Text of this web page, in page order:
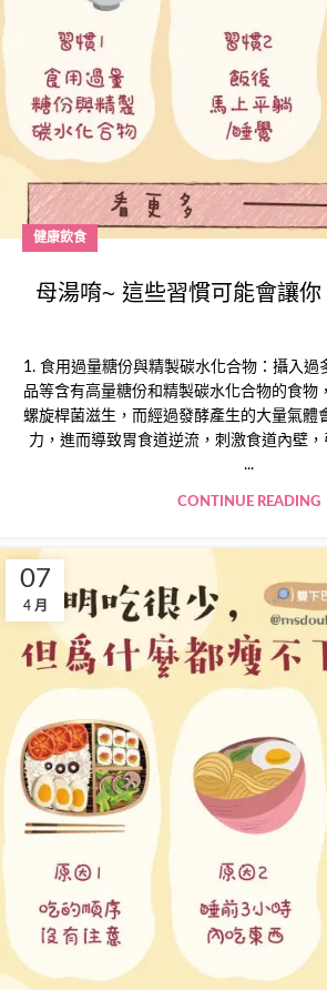
健康飲食
母湯唷~ 這些習慣可能會讓
1. 食用過量糖份與精製碳水化合物：攝入過
品等含有高量糖份和精製碳水化合物的食物
螺旋桿菌滋生，而經過發酵產生的大量氣體
力，進而導致胃食道逆流，刺激食道內壁
...
CONTINUE READING
07
4 月